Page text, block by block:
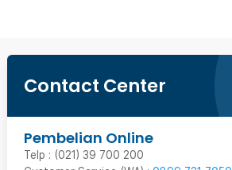
Contact Center
Pembelian Online
Telp : (021) 39 700 200